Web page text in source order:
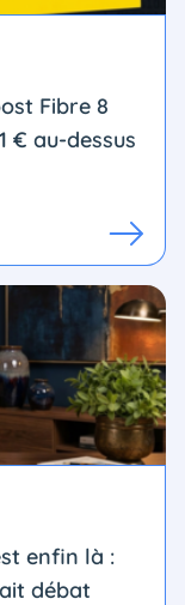
Fibre 8
€ au-dessus
enfin là :
débat